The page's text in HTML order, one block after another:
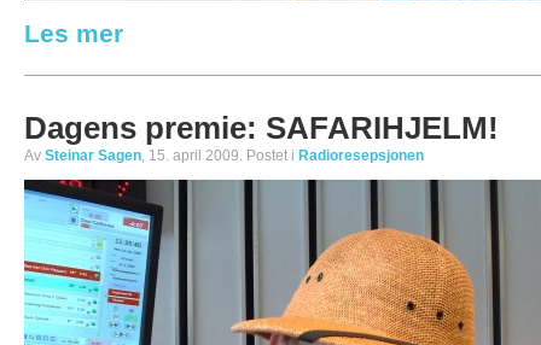
Les mer
Dagens premie: SAFARIHJELM!
Av Steinar Sagen, 15. april 2009. Postet i Radioresepsjonen